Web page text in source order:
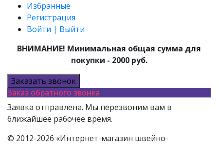
Избранные
Регистрация
Войти | Выйти
ВНИМАНИЕ! Минимальная общая сумма для
покупки - 2000 руб.
Заказать звонок
Заказ обратного звонка
Заявка отправлена. Мы перезвоним вам в
ближайшее рабочее время.
© 2012-2026 «Интернет-магазин швейно-